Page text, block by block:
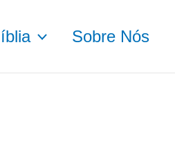
Sobre Nós